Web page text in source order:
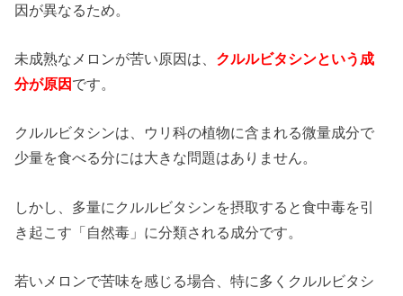
因が異なるため。
未成熟なメロンが苦い原因は、 クルルビタシンという成
分が原因 です。
クルルビタシンは、ウリ科の植物に含まれる微量成分で
少量を食べる分には大きな問題はありません。
しかし、多量にクルルビタシンを摂取すると食中毒を引
き起こす「自然毒」に分類される成分です。
若いメロンで苦味を感じる場合、特に多くクルルビタシ